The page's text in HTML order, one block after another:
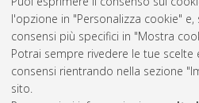
l'opzione in "Personalizza cookie"
consensi più specifici in "Mostra
Potrai sempre rivedere le tue scelte
consensi rientrando nella sezione
sito.
Rss 1.0
Rss 2.0